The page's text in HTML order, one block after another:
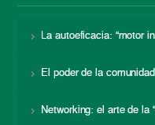
La autoeficacia: “motor
El poder de la
Networking: el arte de la